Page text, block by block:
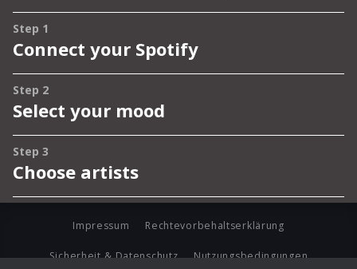
Impressum Rechtevorbehaltserklärung
Sicherheit & Datenschutz Nutzungsbedingungen